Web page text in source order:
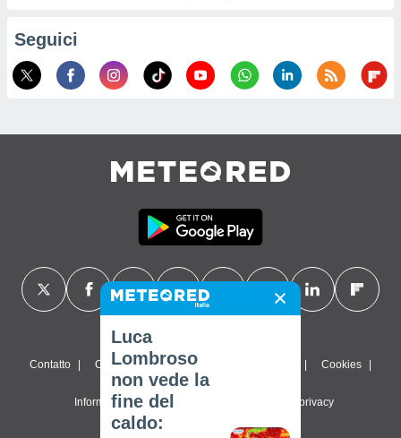
Seguici
Contatto Chi siamo FAQ Cookies
Informativa sulla privacy Impostazioni sulla privacy
Luca
Lombroso
non vede la
fine del
caldo: